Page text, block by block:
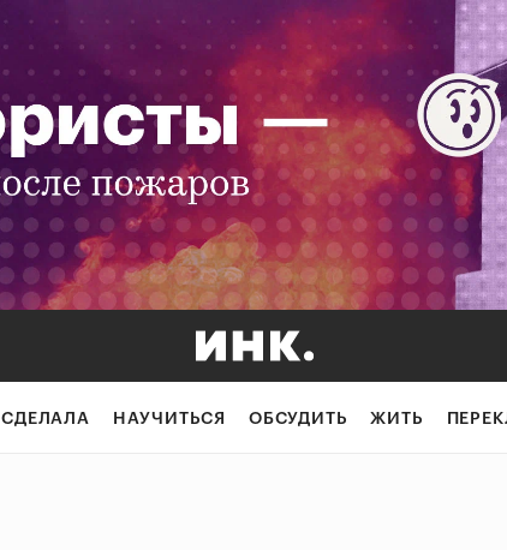
СДЕЛАЛА НАУЧИТЬСЯ ОБСУДИТЬ ЖИТЬ